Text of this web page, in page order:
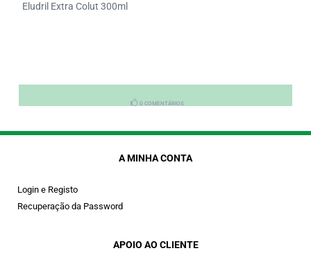
Eludril Extra Colut 300ml
0 COMENTÁRIOS
A MINHA CONTA
Login e Registo
Recuperação da Password
APOIO AO CLIENTE